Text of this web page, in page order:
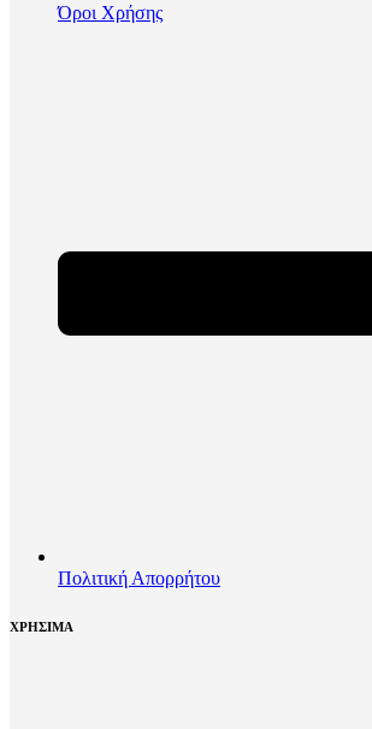
Όροι Χρήσης
Πολιτική Απορρήτου
ΧΡΗΣΙΜΑ